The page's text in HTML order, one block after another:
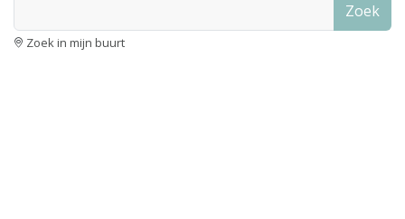
Zoek
Zoek in mijn buurt